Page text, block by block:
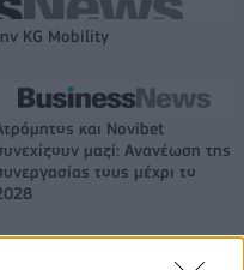
KG Mobility
και Novibet
μαζί: Ανανέωση της
τους μέχρι το